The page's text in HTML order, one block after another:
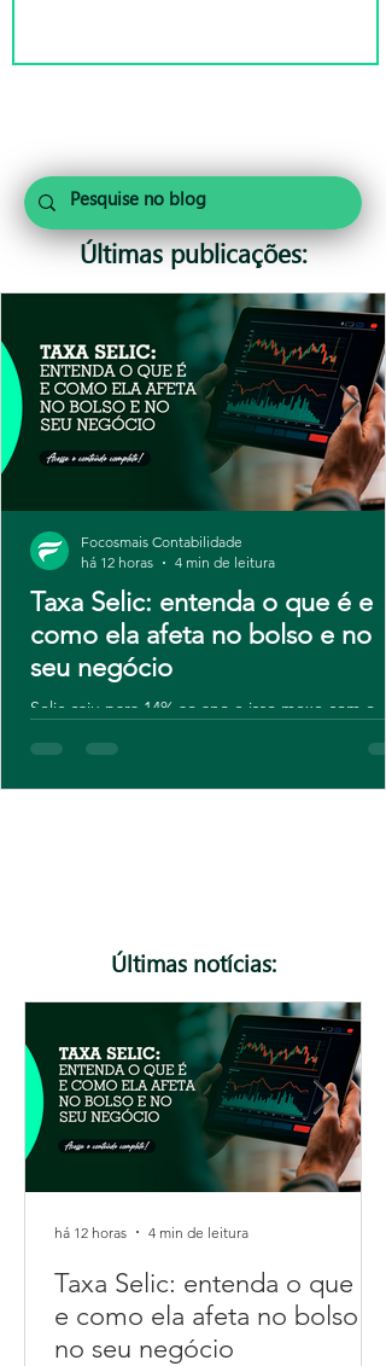
Últimas publicações:
Taxa Selic: entenda o que é e
como ela afeta no bolso e no
seu negócio
Selic caiu para 14% ao ano e isso mexe com o
novo corte do Copom, como a taxa afeta
investimentos e até seus impostos, e veja dicas
Focosmais Contabilidade
há 12 horas
4 min de leitura
Últimas notícias:
Taxa Selic: entenda o que é
e como ela afeta no bolso e
no seu negócio
há 12 horas 4 min de leitura